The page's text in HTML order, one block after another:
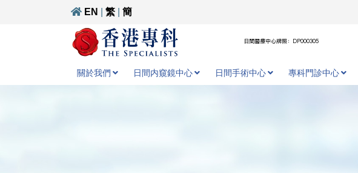
EN 繁 簡
日間醫療中心牌照：DP000305
關於我們 日間内窺鏡中心 日間手術中心 專科門診中心